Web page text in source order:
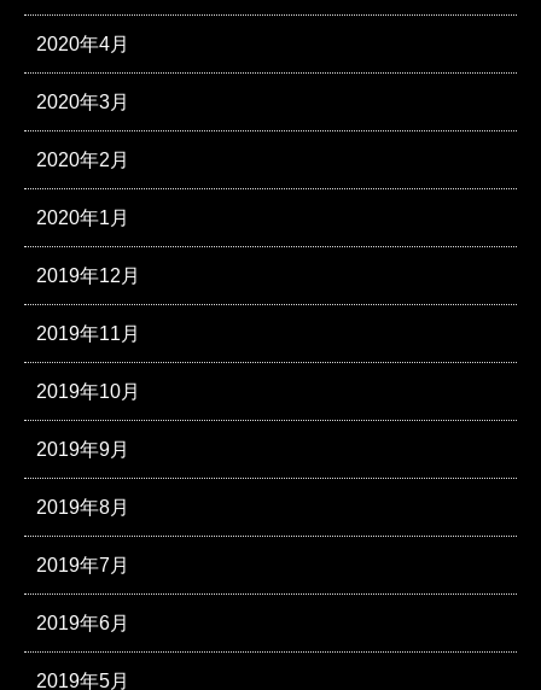
2020年4月
2020年3月
2020年2月
2020年1月
2019年12月
2019年11月
2019年10月
2019年9月
2019年8月
2019年7月
2019年6月
2019年5月